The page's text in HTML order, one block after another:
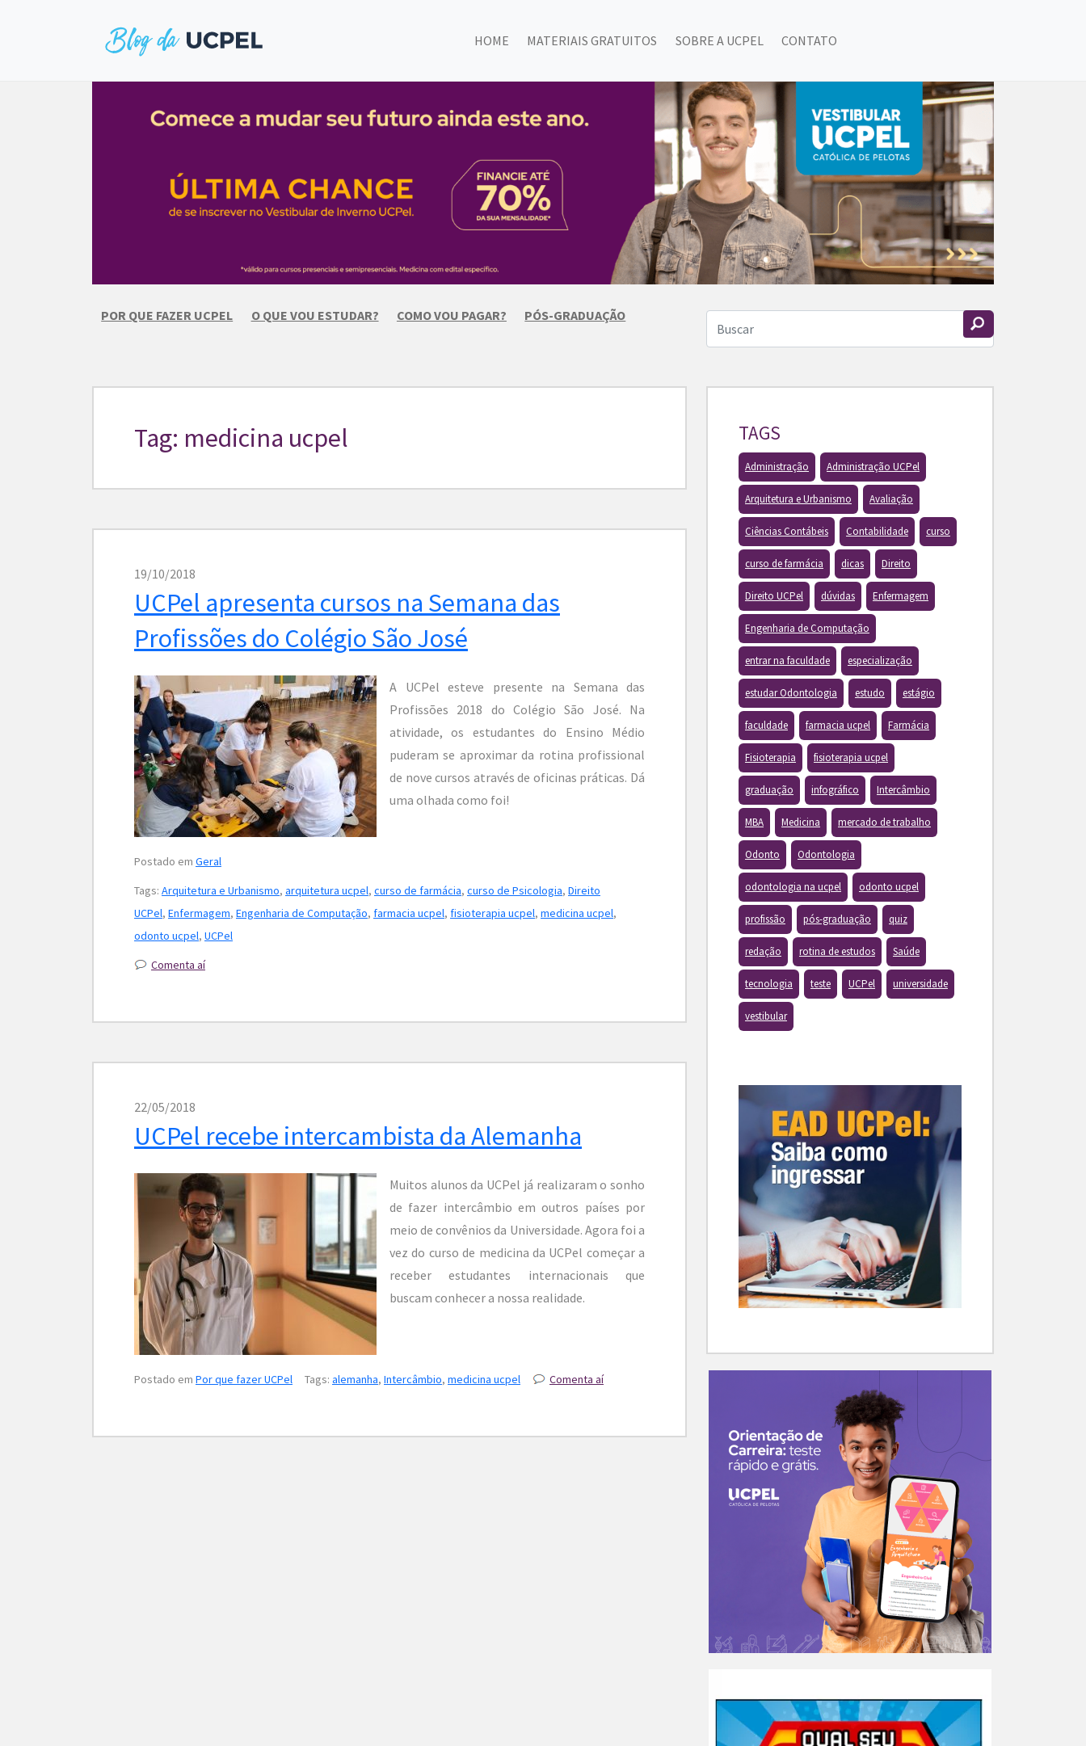
HOME MATERIAIS GRATUITOS SOBRE A UCPEL CONTATO
POR QUE FAZER UCPEL O QUE VOU ESTUDAR? COMO VOU PAGAR? PÓS-GRADUAÇÃO
Tag: medicina ucpel
19/10/2018
UCPel apresenta cursos na Semana das
Profissões do Colégio São José
A UCPel esteve presente na Semana das
Profissões 2018 do Colégio São José. Na
atividade, os estudantes do Ensino Médio
puderam se aproximar da rotina profissional
de nove cursos através de oficinas práticas. Dá
uma olhada como foi!
Postado em Geral
Tags: Arquitetura e Urbanismo, arquitetura ucpel, curso de farmácia, curso de Psicologia, Direito
UCPel, Enfermagem, Engenharia de Computação, farmacia ucpel, fisioterapia ucpel, medicina ucpel,
odonto ucpel, UCPel
Comenta aí
22/05/2018
UCPel recebe intercambista da Alemanha
Muitos alunos da UCPel já realizaram o sonho
de fazer intercâmbio em outros países por
meio de convênios da Universidade. Agora foi a
vez do curso de medicina da UCPel começar a
receber estudantes internacionais que
buscam conhecer a nossa realidade.
Postado em Por que fazer UCPel Tags: alemanha, Intercâmbio, medicina ucpel Comenta aí
TAGS
Administração Administração UCPel
Arquitetura e Urbanismo Avaliação
Ciências Contábeis Contabilidade curso
curso de farmácia dicas Direito
Direito UCPel dúvidas Enfermagem
Engenharia de Computação
entrar na faculdade especialização
estudar Odontologia estudo estágio
faculdade farmacia ucpel Farmácia
Fisioterapia fisioterapia ucpel
graduação infográfico Intercâmbio
MBA Medicina mercado de trabalho
Odonto Odontologia
odontologia na ucpel odonto ucpel
profissão pós-graduação quiz
redação rotina de estudos Saúde
tecnologia teste UCPel universidade
vestibular